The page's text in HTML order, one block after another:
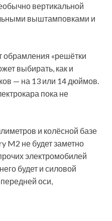
вертикальной
выштамповками и
обрамления «решётки
выбирать, как и
— на 13 или 14 дюймов.
пока не
и колёсной базе
M2 не будет заметно
электромобилей
будет и силовой
оси,